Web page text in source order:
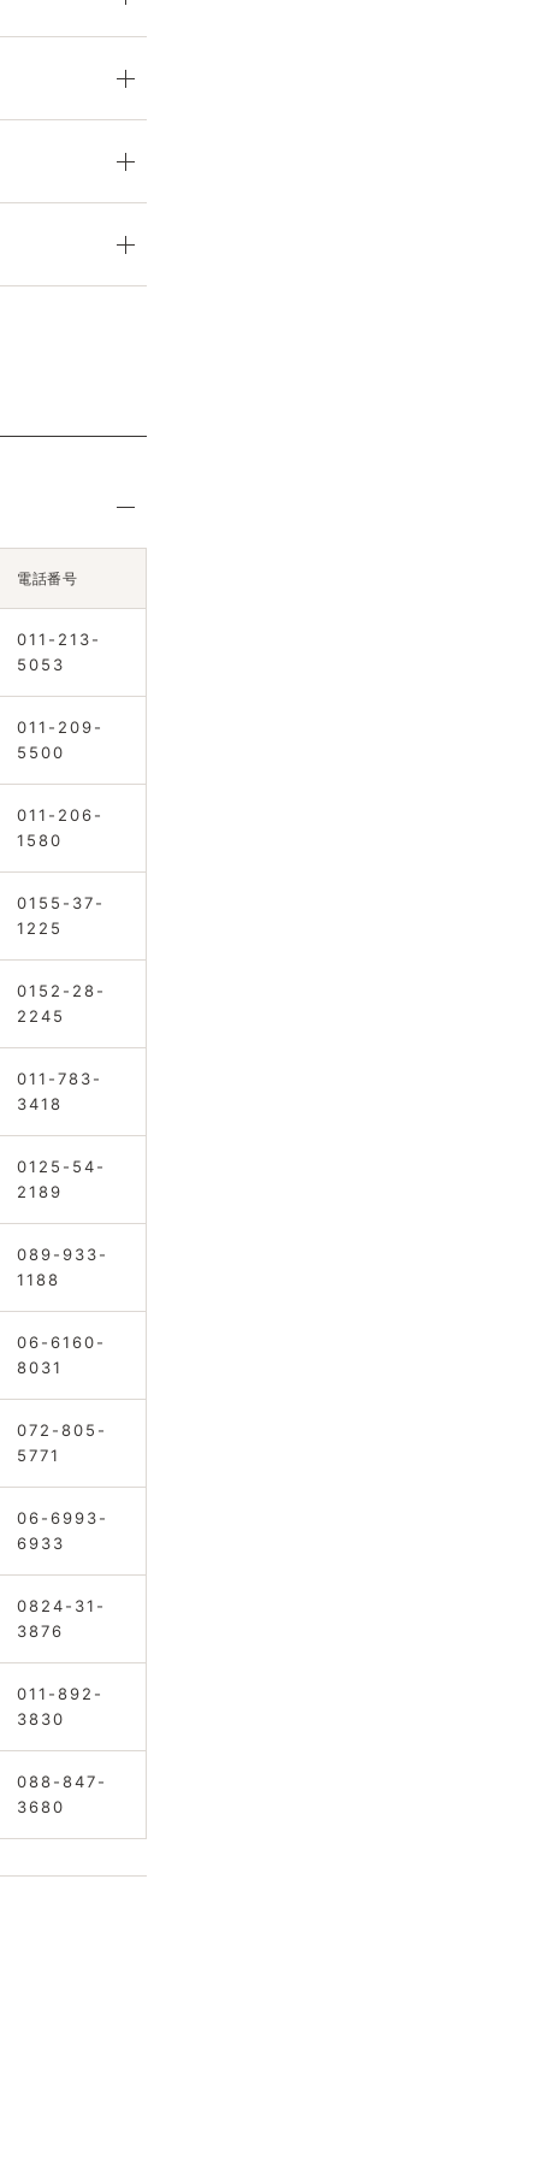
電話番号
011-213-
5053
011-209-
5500
011-206-
1580
0155-37-
1225
0152-28-
2245
011-783-
3418
0125-54-
2189
089-933-
1188
06-6160-
8031
072-805-
5771
06-6993-
6933
0824-31-
3876
011-892-
3830
088-847-
3680